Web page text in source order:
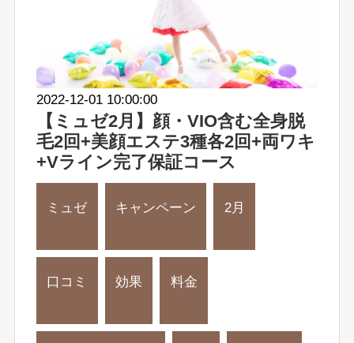
2022-12-01 10:00:00
【ミュゼ2月】顔・VIO含む全身脱
毛2回+美顔エステ3種各2回+両ワキ
+Vライン完了保証コース
ミュゼ キャンペーン 2月
口コミ 効果 料金